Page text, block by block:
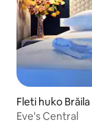
Fleti huko Brăila
Eve's Central